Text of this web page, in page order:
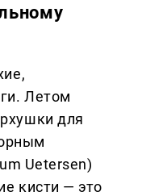
Летом
для
Uetersen)
кисти — это